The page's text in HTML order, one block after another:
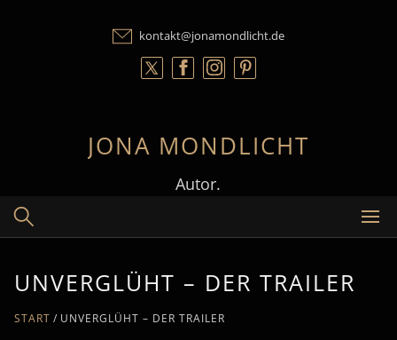
kontakt@jonamondlicht.de
JONA MONDLICHT
Autor.
UNVERGLÜHT – DER TRAILER
START UNVERGLÜHT – DER TRAILER